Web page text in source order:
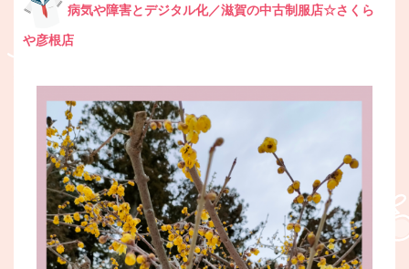
病気や障害とデジタル化／滋賀の中古制服店☆さくら
や彦根店